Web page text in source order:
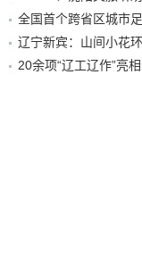
辽宁新宾：山间小花
20余项“辽工辽作”亮